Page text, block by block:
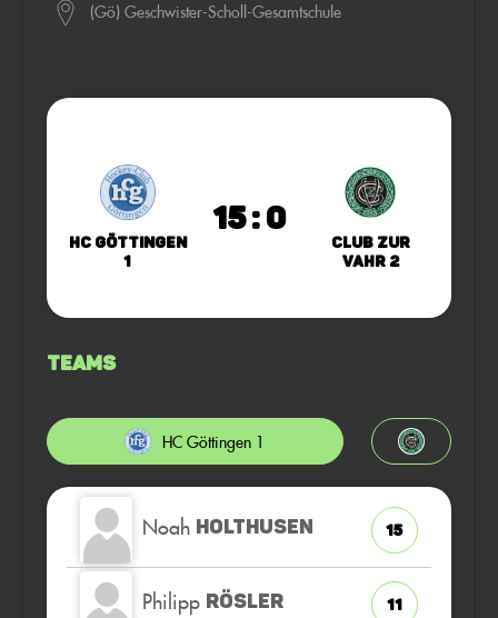
(Gö) Geschwister-Scholl-Gesamtschule
HC Göttingen
1
15 : 0
Club zur
Vahr 2
Teams
HC Göttingen 1
Noah HOLTHUSEN 15
Philipp RÖSLER 11